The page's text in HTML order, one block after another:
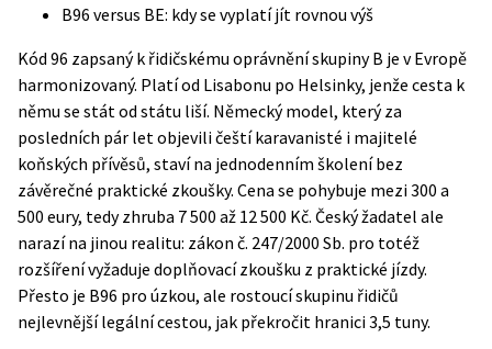
B96 versus BE: kdy se vyplatí jít rovnou výš
Kód 96 zapsaný k řidičskému oprávnění skupiny B je v Evropě
harmonizovaný. Platí od Lisabonu po Helsinky, jenže cesta k
němu se stát od státu liší. Německý model, který za
posledních pár let objevili čeští karavanisté i majitelé
koňských přívěsů, staví na jednodenním školení bez
závěrečné praktické zkoušky. Cena se pohybuje mezi 300 a
500 eury, tedy zhruba 7 500 až 12 500 Kč. Český žadatel ale
narazí na jinou realitu: zákon č. 247/2000 Sb. pro totéž
rozšíření vyžaduje doplňovací zkoušku z praktické jízdy.
Přesto je B96 pro úzkou, ale rostoucí skupinu řidičů
nejlevnější legální cestou, jak překročit hranici 3,5 tuny.